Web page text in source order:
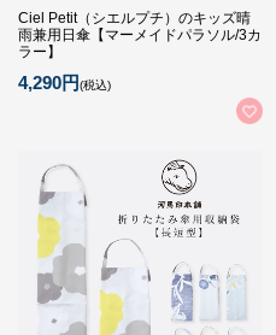
Ciel Petit（シエルプチ）のキッズ晴
雨兼用日傘【マーメイドパラソル/3カ
ラー】
4,290円(税込)